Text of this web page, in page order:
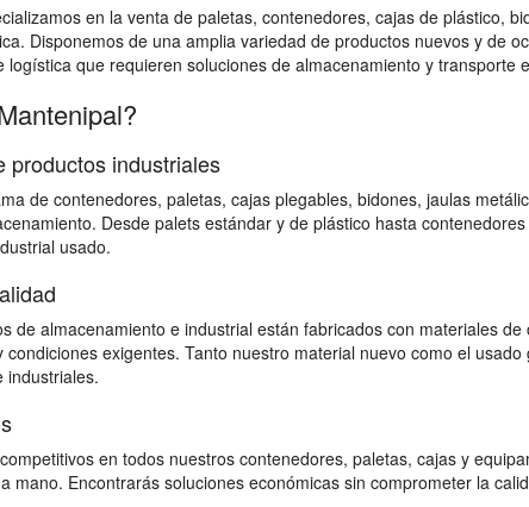
en la venta de paletas, contenedores, cajas de plástico,
Disponemos de una amplia variedad de productos nuevos y de
logística que requieren soluciones de almacenamiento y transporte
productos industriales
de contenedores, paletas, cajas plegables, bidones, jaulas
Desde palets estándar y de plástico hasta
usado.
de almacenamiento e industrial están fabricados con materiales
condiciones exigentes. Tanto nuestro material nuevo como el
industriales.
en todos nuestros contenedores, paletas, cajas y
mano. Encontrarás soluciones económicas sin comprometer la